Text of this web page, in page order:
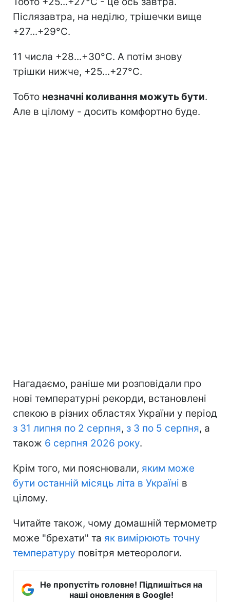
Післязавтра, на неділю, трішечки вище
+27...+29°C.
11 числа +28...+30°C. А потім знову
трішки нижче, +25...+27°C.
Тобто незначні коливання можуть бути.
Але в цілому - досить комфортно буде.
Нагадаємо, раніше ми розповідали про
нові температурні рекорди, встановлені
спекою в різних областях України у період
з 31 липня по 2 серпня, з 3 по 5 серпня, а
також 6 серпня 2026 року.
Крім того, ми пояснювали, яким може
бути останній місяць літа в Україні в
цілому.
Читайте також, чому домашній термометр
може "брехати" та як вимірюють точну
температуру повітря метеорологи.
Не пропустіть головне! Підпишіться на
наші оновлення в Google!